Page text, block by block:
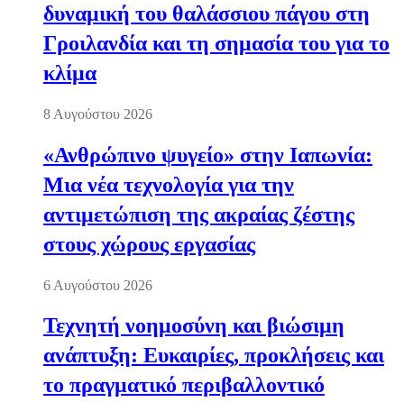
δυναμική του θαλάσσιου πάγου στη
Γροιλανδία και τη σημασία του για το
κλίμα
8 Αυγούστου 2026
«Ανθρώπινο ψυγείο» στην Ιαπωνία:
Μια νέα τεχνολογία για την
αντιμετώπιση της ακραίας ζέστης
στους χώρους εργασίας
6 Αυγούστου 2026
Τεχνητή νοημοσύνη και βιώσιμη
ανάπτυξη: Ευκαιρίες, προκλήσεις και
το πραγματικό περιβαλλοντικό